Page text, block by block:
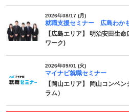
2026年08/17 (月)
就職支援セミナー 広島わか
【広島エリア】 明治安田生
ワーク)
2026年09/01 (火)
マイナビ就職セミナー
【岡山エリア】 岡山コンベ
ラム）